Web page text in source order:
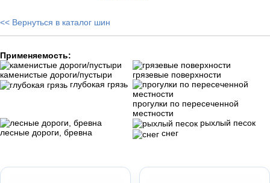
<< Вернуться в каталог шин
Применяемость:
каменистые дороги/пустыри
грязевые поверхности
глубокая грязь
прогулки по пересеченной
местности
лесные дороги, бревна
рыхлый песок
снег